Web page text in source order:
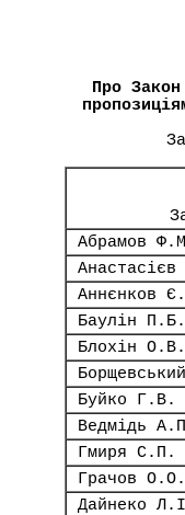
Про
Абрамов
Аннєнков
Баулін П.Б.
Блохін О.В.
Буйко Г.В.
Ведмідь
Гмиря С.П.
Грачов О.О.
Дайнеко